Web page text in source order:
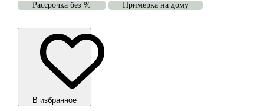
Рассрочка без % Примерка на дому
В избранноe